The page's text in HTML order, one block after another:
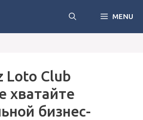
MENU
Loto Club
хватайте
бизнес-